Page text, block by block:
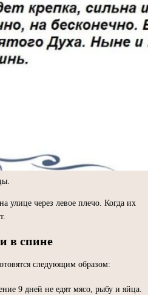
улице через левое плечо. Когда их
в спине
следующим образом:
9 дней не едят мясо, рыбу и яйца.